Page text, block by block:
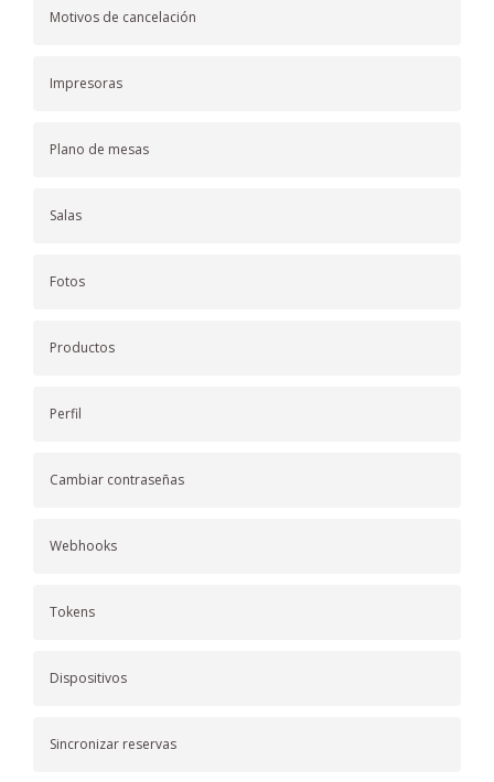
Motivos de cancelación
Impresoras
Plano de mesas
Salas
Fotos
Productos
Perfil
Cambiar contraseñas
Webhooks
Tokens
Dispositivos
Sincronizar reservas